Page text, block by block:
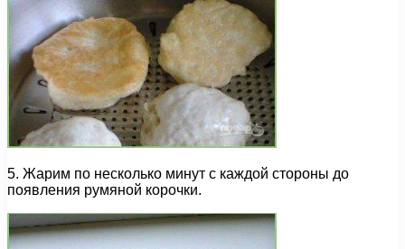
5. Жарим по несколько минут с каждой стороны до
появления румяной корочки.